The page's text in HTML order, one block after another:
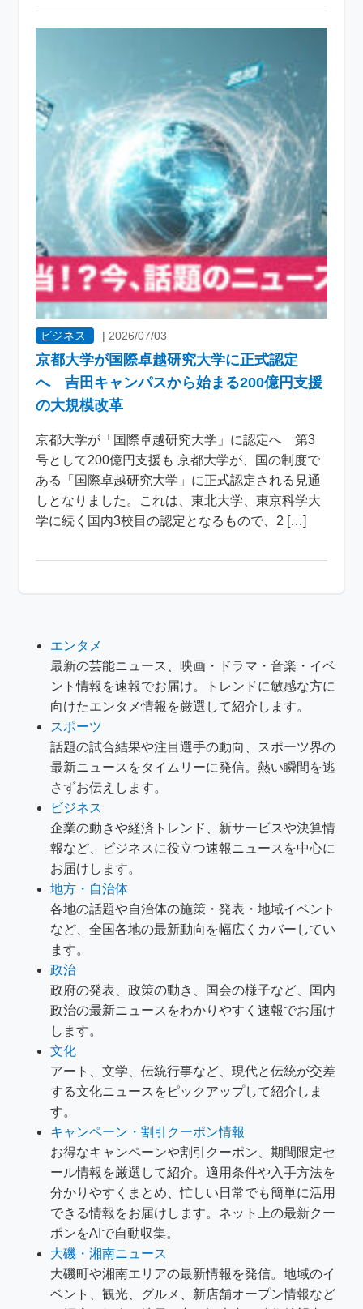
ビジネス |2026/07/03
京都大学が国際卓越研究大学に正式認定
へ 吉田キャンパスから始まる200億円支援
の大規模改革
京都大学が「国際卓越研究大学」に認定へ 第3
号として200億円支援も 京都大学が、国の制度で
ある「国際卓越研究大学」に正式認定される見通
しとなりました。これは、東北大学、東京科学大
学に続く国内3校目の認定となるもので、2 […]
エンタメ
最新の芸能ニュース、映画・ドラマ・音楽・イベ
ント情報を速報でお届け。トレンドに敏感な方に
向けたエンタメ情報を厳選して紹介します。
スポーツ
話題の試合結果や注目選手の動向、スポーツ界の
最新ニュースをタイムリーに発信。熱い瞬間を逃
さずお伝えします。
ビジネス
企業の動きや経済トレンド、新サービスや決算情
報など、ビジネスに役立つ速報ニュースを中心に
お届けします。
地方・自治体
各地の話題や自治体の施策・発表・地域イベント
など、全国各地の最新動向を幅広くカバーしてい
ます。
政治
政府の発表、政策の動き、国会の様子など、国内
政治の最新ニュースをわかりやすく速報でお届け
します。
文化
アート、文学、伝統行事など、現代と伝統が交差
する文化ニュースをピックアップして紹介しま
す。
キャンペーン・割引クーポン情報
お得なキャンペーンや割引クーポン、期間限定セ
ール情報を厳選して紹介。適用条件や入手方法を
分かりやすくまとめ、忙しい日常でも簡単に活用
できる情報をお届けします。ネット上の最新クー
ポンをAIで自動収集。
大磯・湘南ニュース
大磯町や湘南エリアの最新情報を発信。地域のイ
ベント、観光、グルメ、新店舗オープン情報など